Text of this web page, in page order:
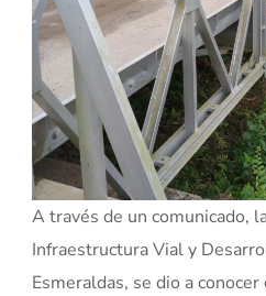
A través de un comunicado,
Infraestructura Vial y
Esmeraldas, se dio a